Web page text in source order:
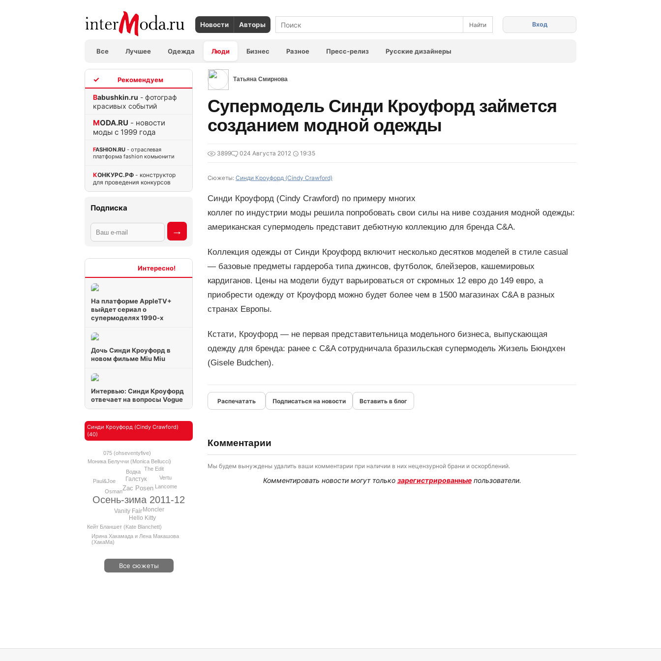
Новости Авторы
Все Лучшее Одежда Люди Бизнес Разное Пресс-релиз Русские дизайнеры
Вход
Babushkin.ru - фотограф
красивых событий
MODA.RU - новости
моды с 1999 года
FASHION.RU - отраслевая
платформа fashion комьюнити
КОНКУРС.РФ - конструктор
для проведения конкурсов
Подписка
На платформе AppleTV+
выйдет сериал о
супермоделях 1990-х
Дочь Синди Кроуфорд в
новом фильме Miu Miu
Интервью: Синди Кроуфорд
отвечает на вопросы Vogue
Синди Кроуфорд (Cindy Crawford)
(40)
Осень-зима 2011-12
Zac Posen
Vanity Fair
Hello Kitty
Moncler
Галстук
Кейт Бланшет (Kate Blanchett)
Водка
Ирина Хакамада и Лена Макашова
(ХакаМа)
The Edit
Lancome
Vertu
Моника Белуччи (Monica Bellucci)
Paul&Joe
075 (ohseventyfive)
Osman
Все сюжеты
Татьяна Смирнова
Супермодель Синди Кроуфорд займется
созданием модной одежды
3899 024 Августа 2012 19:35
Сюжеты: Синди Кроуфорд (Cindy Crawford)
Синди Кроуфорд (Cindy Crawford) по примеру многих
коллег по индустрии моды решила попробовать свои силы на ниве создания модной одежды:
американская супермодель представит дебютную коллекцию для бренда C&A.
Коллекция одежды от Синди Кроуфорд включит несколько десятков моделей в стиле casual
— базовые предметы гардероба типа джинсов, футболок, блейзеров, кашемировых
кардиганов. Цены на модели будут варьироваться от скромных 12 евро до 149 евро, а
приобрести одежду от Кроуфорд можно будет более чем в 1500 магазинах C&A в разных
странах Европы.
Кстати, Кроуфорд — не первая представительница модельного бизнеса, выпускающая
одежду для бренда: ранее с C&A сотрудничала бразильская супермодель Жизель Бюндхен
(Gisele Budchen).
Подписаться на новости Вставить в блог
Комментарии
Мы будем вынуждены удалить ваши комментарии при наличии в них нецензурной брани и оскорблений.
Комментировать новости могут только зарегистрированныепользователи.